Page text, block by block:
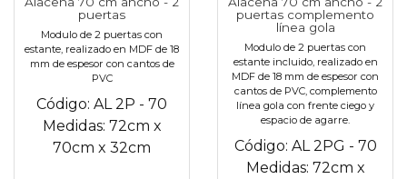
puertas
Modulo de 2 puertas con
estante, realizado en MDF de 18
mm de espesor con cantos de
PVC
Código: AL 2P - 70
Medidas: 72cm x
70cm x 32cm
puertas complemento
línea gola
Modulo de 2 puertas con
estante incluido, realizado en
MDF de 18 mm de espesor con
cantos de PVC, complemento
línea gola con frente ciego y
espacio de agarre.
Código: AL 2PG - 70
Medidas: 72cm x